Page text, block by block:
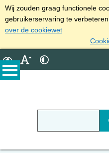
Wij zouden graag functionele
gebruikerservaring te
over de cookiewet